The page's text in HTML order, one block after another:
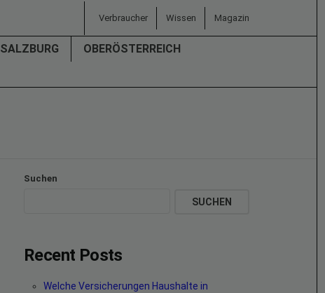
Verbraucher Wissen Magazin
SALZBURG
OBERÖSTERREICH
Suchen
SUCHEN
Recent Posts
Welche Versicherungen Haushalte in